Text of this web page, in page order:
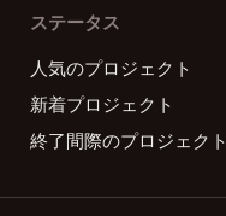
ステータス
人気のプロジェクト
新着プロジェクト
終了間際のプロジェクト